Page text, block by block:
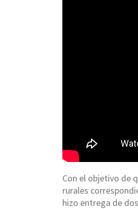
Con el objetivo de
rurales
hizo entrega de